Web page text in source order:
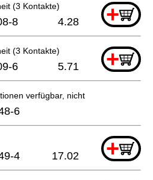
(3 Kontakte) +
8 4.28
(3 Kontakte) +
6 5.71
verfügbar, nicht bestellbar
6
+
4 17.02